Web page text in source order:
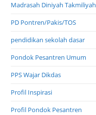
Madrasah Diniyah Takmiliyah
PD Pontren/Pakis/TOS
pendidikan sekolah dasar
Pondok Pesantren Umum
PPS Wajar Dikdas
Profil Inspirasi
Profil Pondok Pesantren